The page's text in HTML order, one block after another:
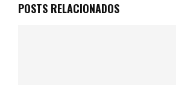
POSTS RELACIONADOS